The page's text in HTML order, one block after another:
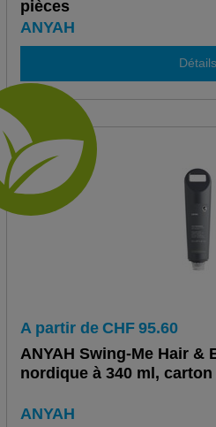
pièces
ANYAH
Détails
A partir de CHF 95.60
ANYAH Swing-Me Hair &
nordique à 340 ml, carton
ANYAH